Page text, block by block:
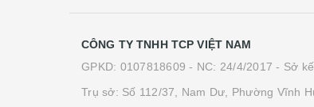
CÔNG TY TNHH TCP VIỆT NAM
GPKD: 0107818609 - NC: 24/4/2017 - Sở
Trụ sở: Số 112/37, Nam Dư, Phường Vĩnh